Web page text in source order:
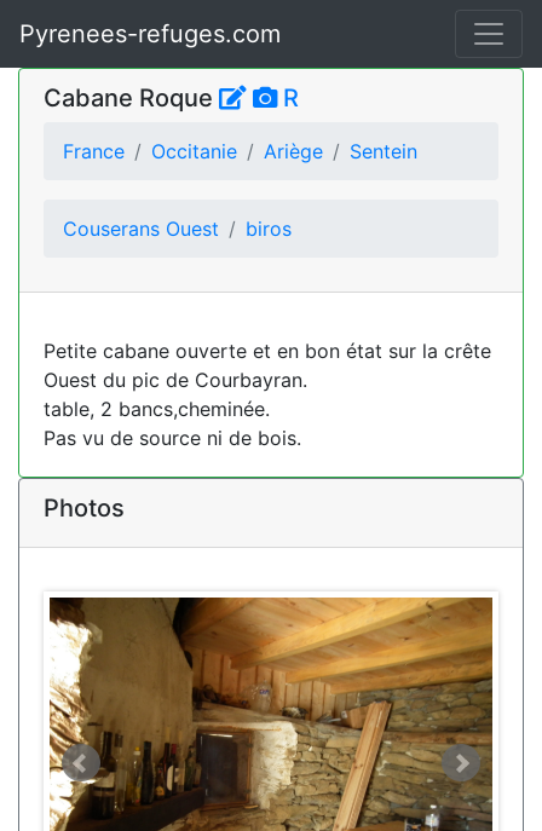
Pyrenees-refuges.com
Cabane Roque R
France Occitanie Ariège Sentein
Couserans Ouest biros
Petite cabane ouverte et en bon état sur la crête
Ouest du pic de Courbayran.
table, 2 bancs,cheminée.
Pas vu de source ni de bois.
Photos